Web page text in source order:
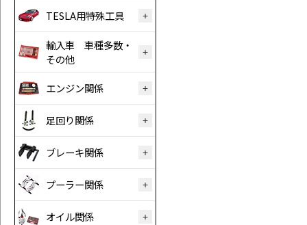
TESLA用特殊工具
輸入車 車種多数・
その他
エンジン関係
足回り関係
ブレーキ関係
プーラー関係
オイル関係